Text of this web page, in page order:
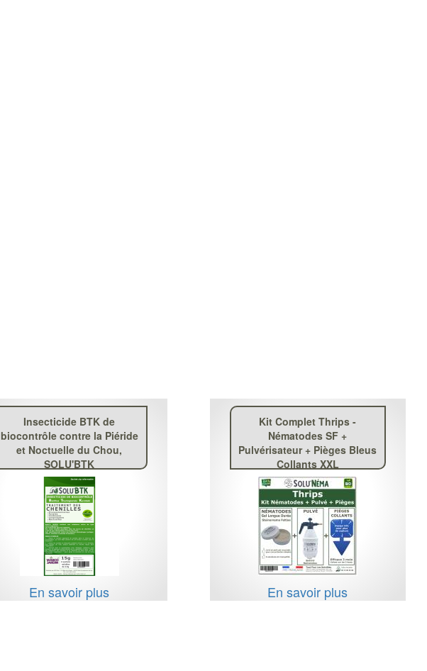
Insecticide BTK de
biocontrôle contre la Piéride
et Noctuelle du Chou,
SOLU'BTK
En savoir plus
Kit Complet Thrips -
Nématodes SF +
Pulvérisateur + Pièges Bleus
Collants XXL
En savoir plus